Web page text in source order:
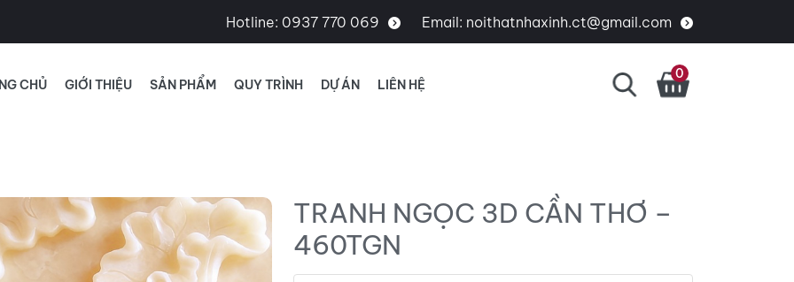
Hotline: 0937 770 069 Email: noithatnhaxinh.ct@gmail.com
CHỦ GIỚI THIỆU SẢN PHẨM QUY TRÌNH DỰ ÁN LIÊN HỆ
0
TRANH NGỌC 3D CẦN THƠ –
460TGN